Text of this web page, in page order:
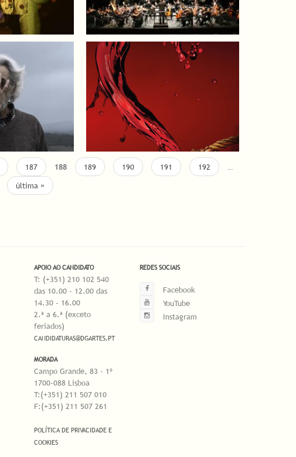
187 188 189 190 191 192
…
última »
APOIO AO CANDIDATO
T: (+351) 210 102 540
das 10.00 - 12.00 das
14.30 - 16.00
2.ª a 6.ª (exceto
feriados)
CANDIDATURAS@DGARTES.PT
MORADA
Campo Grande, 83 - 1º
1700-088 Lisboa
T:(+351) 211 507 010
F:(+351) 211 507 261
POLÍTICA DE PRIVACIDADE E
COOKIES
REDES SOCIAIS
Facebook
YouTube
Instagram